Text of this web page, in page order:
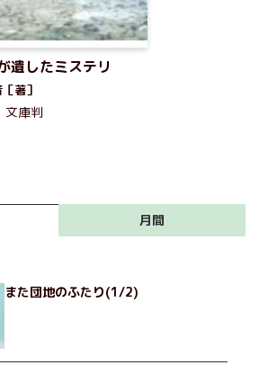
遺したミステリ
著］
文庫判
月間
また団地のふたり(1/2)